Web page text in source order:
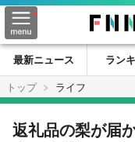
最新ニュース ラン
トップ
ライフ
返礼品の梨が届